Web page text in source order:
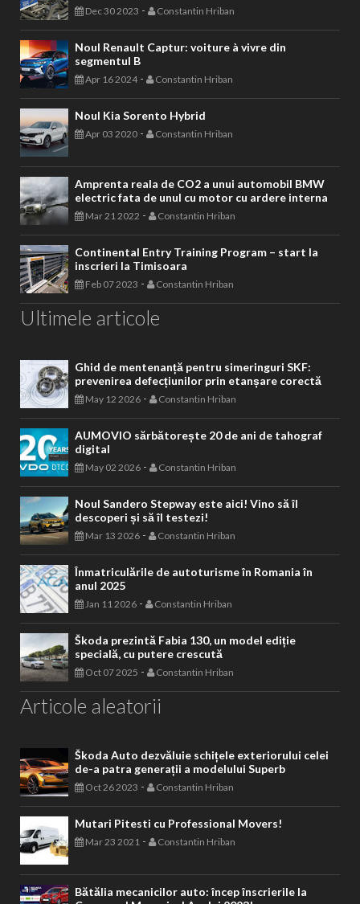
Dec 30 2023 - Constantin Hriban
Noul Renault Captur: voiture à vivre din
segmentul B
Apr 16 2024- Constantin Hriban
Noul Kia Sorento Hybrid
Apr 03 2020 - Constantin Hriban
Amprenta reala de CO2 a unui automobil BMW
electric fata de unul cu motor cu ardere interna
Mar 21 2022 - Constantin Hriban
Continental Entry Training Program – start la
inscrieri la Timisoara
Feb 07 2023 - Constantin Hriban
Ultimele articole
Ghid de mentenanță pentru simeringuri SKF:
prevenirea defecțiunilor prin etanșare corectă
May 12 2026 - Constantin Hriban
AUMOVIO sărbătorește 20 de ani de tahograf
digital
May 02 2026 - Constantin Hriban
Noul Sandero Stepway este aici! Vino să îl
descoperi și să îl testezi!
Mar 13 2026 - Constantin Hriban
Înmatriculările de autoturisme în Romania în
anul 2025
Jan 11 2026 - Constantin Hriban
Škoda prezintă Fabia 130, un model ediție
specială, cu putere crescută
Oct 07 2025 - Constantin Hriban
Articole aleatorii
Škoda Auto dezvăluie schițele exteriorului celei
de-a patra generații a modelului Superb
Oct 26 2023 - Constantin Hriban
Mutari Pitesti cu Professional Movers!
Mar 23 2021 - Constantin Hriban
Bătălia mecanicilor auto: încep înscrierile la